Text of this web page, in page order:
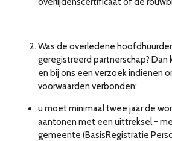
Was de overledene
geregistreerd partnerschap? Dan
en bij ons een verzoek indienen
voorwaarden verbonden:
u moet minimaal twee jaar de
aantonen met een uittreksel -
gemeente (BasisRegistratie